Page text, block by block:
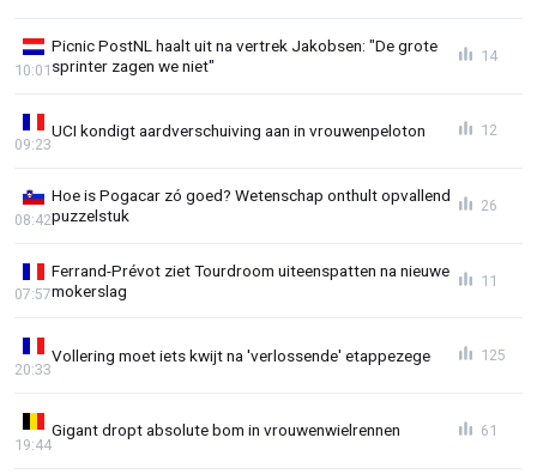
Picnic PostNL haalt uit na vertrek Jakobsen: "De grote
sprinter zagen we niet"
10:01
14
UCI kondigt aardverschuiving aan in vrouwenpeloton
09:23
12
Hoe is Pogacar zó goed? Wetenschap onthult opvallend
puzzelstuk
08:42
26
Ferrand-Prévot ziet Tourdroom uiteenspatten na nieuwe
mokerslag
07:57
11
Vollering moet iets kwijt na 'verlossende' etappezege
20:33
125
Gigant dropt absolute bom in vrouwenwielrennen
19:44
61